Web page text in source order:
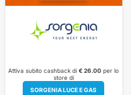
Attiva subito cashback di€ 26.00 per lo
store di
SORGENIA LUCE E GAS